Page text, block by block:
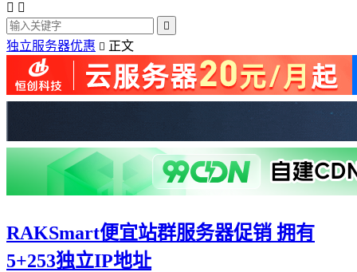
 

独立服务器优惠  正文
RAKSmart便宜站群服务器促销 拥有
5+253独立IP地址